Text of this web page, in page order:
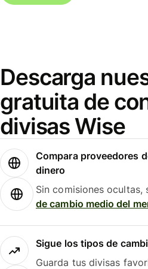
Descarga
gratuita de
divisas Wise
Compara proveedores
dinero
Sin comisiones ocultas,
de cambio medio del
Sigue los tipos de
Guarda tus divisas